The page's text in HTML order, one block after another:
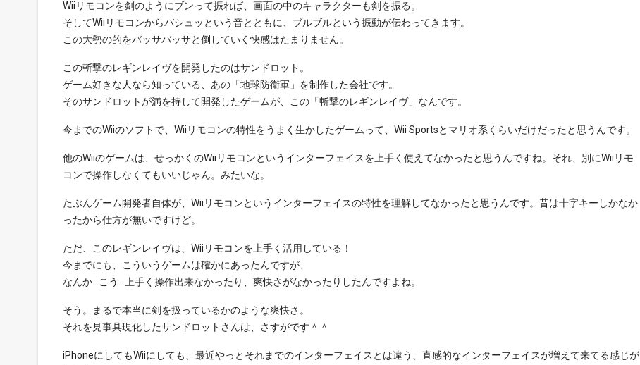
Wiiリモコンを剣のようにブンって振れば、画面の中のキャラクターも剣を振る。
そしてWiiリモコンからバシュッという音とともに、ブルブルという振動が伝わってきます。
この大勢の的をバッサバッサと倒していく快感はたまりません。
この斬撃のレギンレイヴを開発したのはサンドロット。
ゲーム好きな人なら知っている、あの「地球防衛軍」を制作した会社です。
そのサンドロットが満を持して開発したゲームが、この「斬撃のレギンレイヴ」なんです。
今までのWiiのソフトで、Wiiリモコンの特性をうまく生かしたゲームって、Wii Sportsとマリオ系くらいだけだったと思うんです。
他のWiiのゲームは、せっかくのWiiリモコンというインターフェイスを上手く使えてなかったと思うんですね。それ、別にWiiリモ
コンで操作しなくてもいいじゃん。みたいな。
たぶんゲーム開発者自体が、Wiiリモコンというインターフェイスの特性を理解してなかったと思うんです。昔は十字キーしかなか
ったから仕方が無いですけど。
ただ、このレギンレイヴは、Wiiリモコンを上手く活用している！
今までにも、こういうゲームは確かにあったんですが、
なんか…こう…上手く操作出来なかったり、爽快さがなかったりしたんですよね。
そう。まるで本当に剣を扱っているかのような爽快さ。
それを見事具現化したサンドロットさんは、さすがです＾＾
iPhoneにしてもWiiにしても、最近やっとそれまでのインターフェイスとは違う、直感的なインターフェイスが増えて来てる感じが